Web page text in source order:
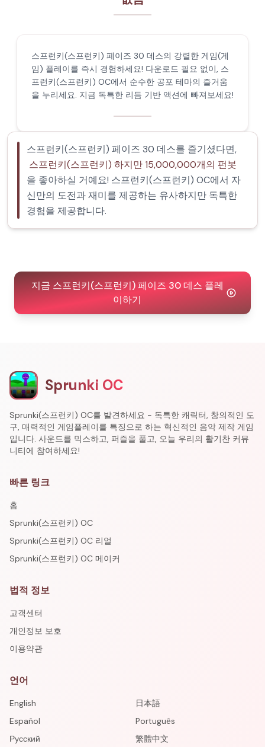
스프런키(스프런키) 페이즈 30 데스의 강렬한 게임(게
임) 플레이를 즉시 경험하세요! 다운로드 필요 없이, 스
프런키(스프런키) OC에서 순수한 공포 테마의 즐거움
을 누리세요. 지금 독특한 리듬 기반 액션에 빠져보세요!
스프런키(스프런키) 페이즈 30 데스를 즐기셨다면,
스프런키(스프런키) 하지만 15,000,000개의 펀봇
을 좋아하실 거예요! 스프런키(스프런키) OC에서 자
신만의 도전과 재미를 제공하는 유사하지만 독특한
경험을 제공합니다.
지금 스프런키(스프런키) 페이즈 30 데스 플레
이하기
Sprunki OC
Sprunki(스프런키) OC를 발견하세요 - 독특한 캐릭터, 창의적인 도
구, 매력적인 게임플레이를 특징으로 하는 혁신적인 음악 제작 게임
입니다. 사운드를 믹스하고, 퍼즐을 풀고, 오늘 우리의 활기찬 커뮤
니티에 참여하세요!
빠른 링크
홈
Sprunki(스프런키) OC
Sprunki(스프런키) OC 리얼
Sprunki(스프런키) OC 메이커
법적 정보
고객센터
개인정보 보호
이용약관
언어
English
日本語
Español
Português
Русский
繁體中文